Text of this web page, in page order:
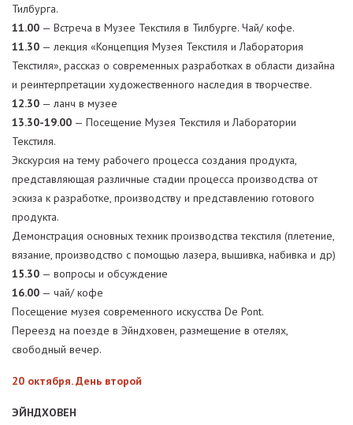
Тилбурга.
11.00 — Встреча в Музее Текстиля в Тилбурге. Чай/ кофе.
11.30 — лекция «Концепция Музея Текстиля и Лаборатория
Текстиля», рассказ о современных разработках в области дизайна
и реинтерпретации художественного наследия в творчестве.
12.30 — ланч в музее
13.30-19.00 — Посещение Музея Текстиля и Лаборатории
Текстиля.
Экскурсия на тему рабочего процесса создания продукта,
представляющая различные стадии процесса производства от
эскиза к разработке, производству и представлению готового
продукта.
Демонстрация основных техник производства текстиля (плетение,
вязание, производство с помощью лазера, вышивка, набивка и др)
15.30 — вопросы и обсуждение
16.00 — чай/ кофе
Посещение музея современного искусства De Pont.
Переезд на поезде в Эйндховен, размещение в отелях,
свободный вечер.
20 октября. День второй
ЭЙНДХОВЕН